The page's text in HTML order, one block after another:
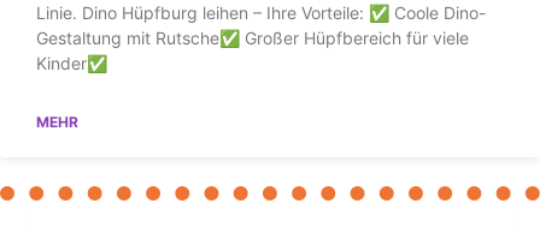
Linie. Dino Hüpfburg leihen – Ihre Vorteile: ✅ Coole Dino-
Gestaltung mit Rutsche✅ Großer Hüpfbereich für viele
Kinder✅
MEHR